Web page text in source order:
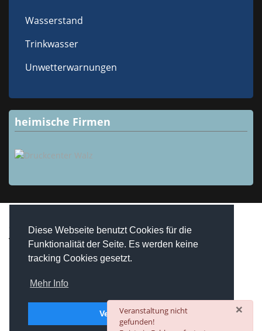
Diese Webseite benutzt Cookies für die
Funktionalität der Seite. Es werden keine
tracking Cookies gesetzt.
Mehr Info
Verstanden ×
danger
Veranstaltung nicht
gefunden!
Wasserstand
Trinkwasser
Unwetterwarnungen
heimische Firmen
Copyright © 2026 Westheim / Unterfranken. Alle Rechte
vorbehalten.
realized by
Computerservice Steuerwald